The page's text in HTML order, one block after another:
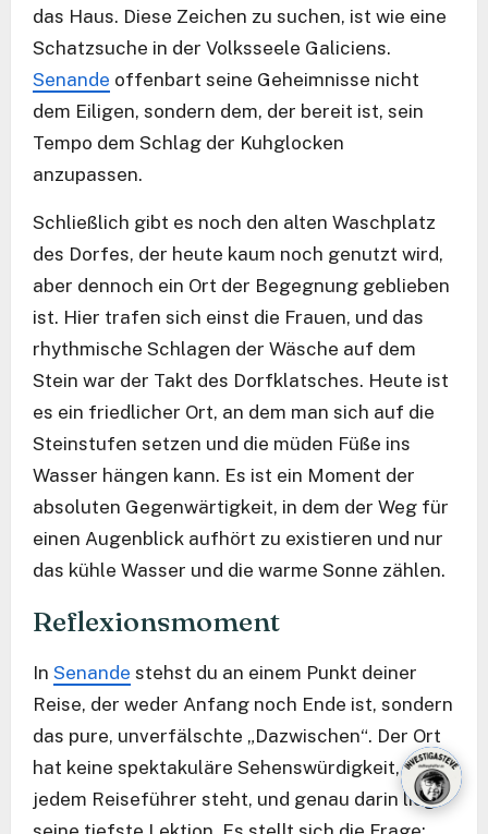
das Haus. Diese Zeichen zu suchen, ist wie eine
Schatzsuche in der Volksseele Galiciens.
Senande offenbart seine Geheimnisse nicht
dem Eiligen, sondern dem, der bereit ist, sein
Tempo dem Schlag der Kuhglocken
anzupassen.
Schließlich gibt es noch den alten Waschplatz
des Dorfes, der heute kaum noch genutzt wird,
aber dennoch ein Ort der Begegnung geblieben
ist. Hier trafen sich einst die Frauen, und das
rhythmische Schlagen der Wäsche auf dem
Stein war der Takt des Dorfklatsches. Heute ist
es ein friedlicher Ort, an dem man sich auf die
Steinstufen setzen und die müden Füße ins
Wasser hängen kann. Es ist ein Moment der
absoluten Gegenwärtigkeit, in dem der Weg für
einen Augenblick aufhört zu existieren und nur
das kühle Wasser und die warme Sonne zählen.
Reflexionsmoment
In Senande stehst du an einem Punkt deiner
Reise, der weder Anfang noch Ende ist, sondern
das pure, unverfälschte „Dazwischen“. Der Ort
hat keine spektakuläre Sehenswürdigkeit, die in
jedem Reiseführer steht, und genau darin liegt